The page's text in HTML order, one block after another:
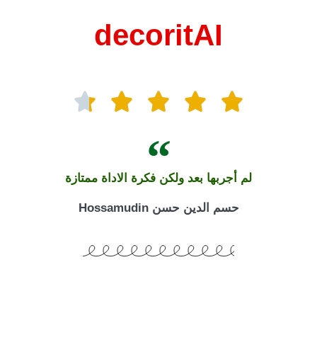
decoritAI
لم أجربها بعد ولكن فكرة الاداة ممتازة
حسم الدين حسن Hossamudin